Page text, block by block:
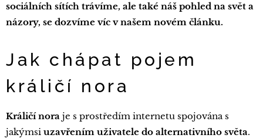
sociálních sítích trávíme, ale také náš pohled na svět a
názory, se dozvíme víc v našem novém článku.
Jak chápat pojem
králičí nora
Králičí nora je s prostředím internetu spojována s
jakýmsi uzavřením uživatele do alternativního světa.